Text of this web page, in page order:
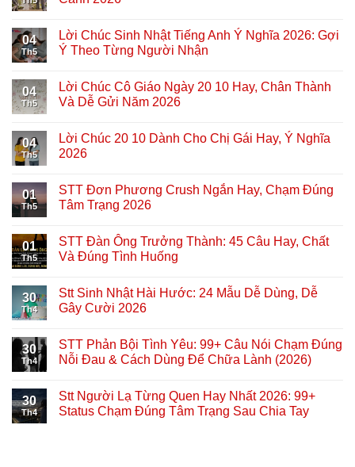
04
Th5
Lời Chúc Sinh Nhật Tiếng Anh Ý Nghĩa 2026: Gợi
Ý Theo Từng Người Nhận
04
Th5
Lời Chúc Cô Giáo Ngày 20 10 Hay, Chân Thành
Và Dễ Gửi Năm 2026
04
Th5
Lời Chúc 20 10 Dành Cho Chị Gái Hay, Ý Nghĩa
2026
01
Th5
STT Đơn Phương Crush Ngắn Hay, Chạm Đúng
Tâm Trạng 2026
01
Th5
STT Đàn Ông Trưởng Thành: 45 Câu Hay, Chất
Và Đúng Tình Huống
30
Th4
Stt Sinh Nhật Hài Hước: 24 Mẫu Dễ Dùng, Dễ
Gây Cười 2026
30
Th4
STT Phản Bội Tình Yêu: 99+ Câu Nói Chạm Đúng
Nỗi Đau & Cách Dùng Để Chữa Lành (2026)
30
Th4
Stt Người Lạ Từng Quen Hay Nhất 2026: 99+
Status Chạm Đúng Tâm Trạng Sau Chia Tay